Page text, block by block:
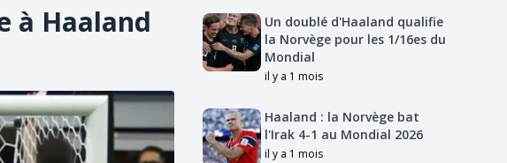
à Haaland
Un doublé d'Haaland qualifie
la Norvège pour les 1/16es du
Mondial
il y a 1 mois
Haaland : la Norvège bat
l'Irak 4-1 au Mondial 2026
il y a 1 mois